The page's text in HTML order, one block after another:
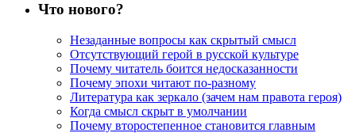
Что нового?
Незаданные вопросы как скрытый смысл
Отсутствующий герой в русской культуре
Почему читатель боится недосказанности
Почему эпохи читают по-разному
Литература как зеркало (зачем нам правота героя)
Когда смысл скрыт в умолчании
Почему второстепенное становится главным